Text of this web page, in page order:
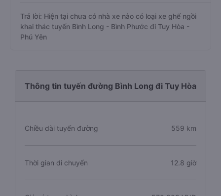
Trả lời: Hiện tại chưa có nhà xe nào có loại xe ghế ngồi
khai thác tuyến Bình Long - Bình Phước đi Tuy Hòa -
Phú Yên
Thông tin tuyến đường Bình Long đi Tuy Hòa
Chiều dài tuyến đường 559 km
Thời gian di chuyển 12.8 giờ